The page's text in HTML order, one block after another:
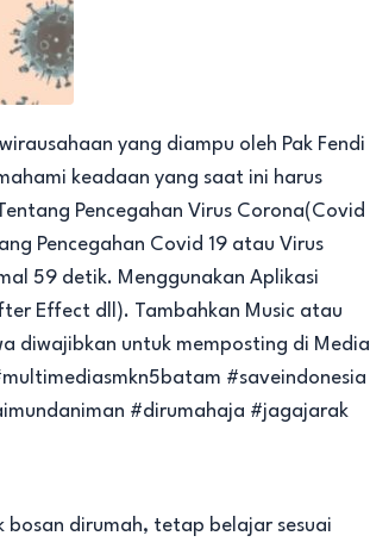
yang diampu oleh Pak Fendi
keadaan yang saat ini harus
Pencegahan Virus Corona(Covid
Pencegahan Covid 19 atau Virus
59 detik. Menggunakan Aplikasi
Effect dll). Tambahkan Music atau
diwajibkan untuk memposting di Media
#saveindonesia
#dirumahaja #jagajarak
bosan dirumah, tetap belajar sesuai